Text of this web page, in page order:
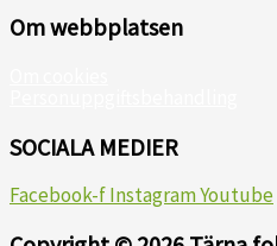
Om webbplatsen
SOCIALA MEDIER
Facebook-fInstagramYoutube